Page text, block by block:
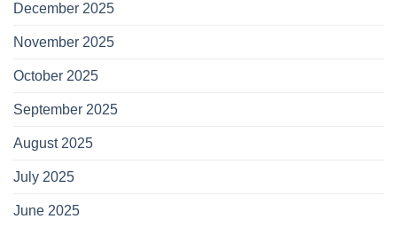
December 2025
November 2025
October 2025
September 2025
August 2025
July 2025
June 2025